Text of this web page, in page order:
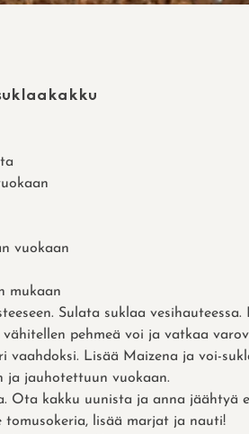
vuokaan
mukaan
Sulata suklaa
pehmeä voi ja vatkaa
vaahdoksi. Lisää Maizena ja voi-
ja jauhotettuun vuokaan.
Ota kakku uunista ja anna jäähtyä
tomusokeria, lisää marjat ja nauti!